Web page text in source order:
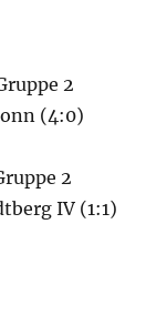
2
(4:0)
2
IV (1:1)